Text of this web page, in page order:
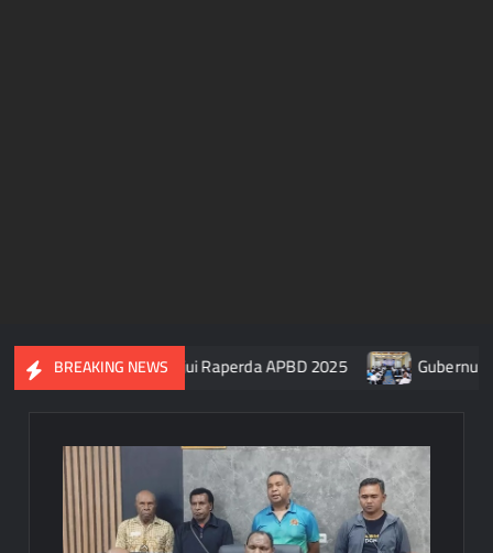
BREAKING NEWS
Tengah Setujui Raperda APBD 2025 Gubernur